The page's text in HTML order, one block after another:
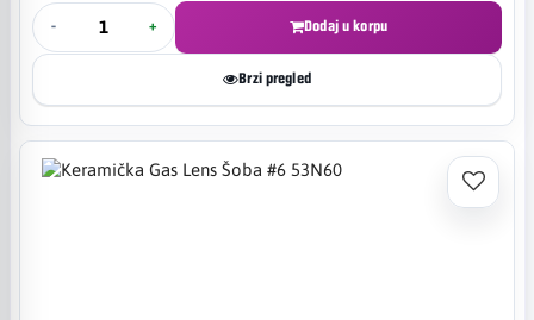
- + Dodaj u korpu
Brzi pregled